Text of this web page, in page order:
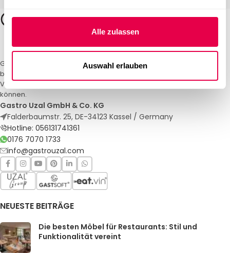
Alle zulassen
Auswahl erlauben
Gastro Uzal – Ihr Spezialist für Gastronomiemöbel und -textilien. Wir
bieten maßgeschneiderte Lösungen für Restaurants, Hotels und
Veranstaltungen. Qualität und Service, auf die Sie sich verlassen
können.
Gastro Uzal GmbH & Co. KG
Falderbaumstr. 25, DE-34123 Kassel / Germany
Hotline: 056131741361
0176 7070 1733
info@gastrouzal.com
NEUESTE BEITRÄGE
Die besten Möbel für Restaurants: Stil und
Funktionalität vereint